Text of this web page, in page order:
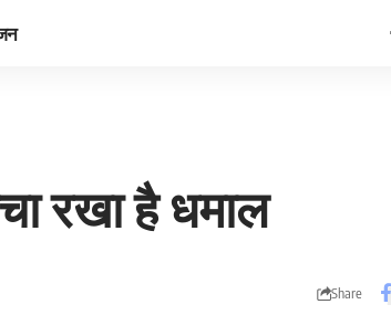
रखा है धमाल
Share